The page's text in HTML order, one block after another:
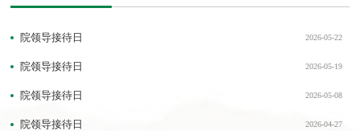
2026-05-22
院领导接待日
2026-05-19
院领导接待日
2026-05-08
院领导接待日
2026-04-27
院领导接待日